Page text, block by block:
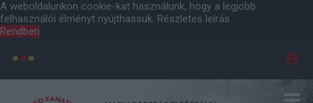
A weboldalunkon cookie-kat használunk, hogy a legjobb
felhasználói élményt nyújthassuk. Részletes leírás
Rendben